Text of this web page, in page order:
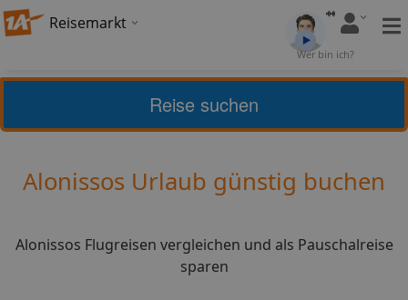
Reisemarkt
Wer bin ich?
Griechenland Alonissos
4,41 (5) Bewerten
Alonissos Urlaub günstig buchen
Alonissos Flugreisen vergleichen und als Pauschalreise
sparen
Reise suchen